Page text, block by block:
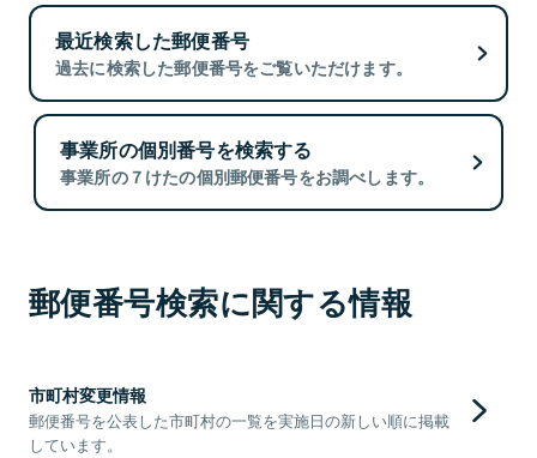
最近検索した郵便番号
過去に検索した郵便番号をご覧いただけます。
事業所の個別番号を検索する
事業所の７けたの個別郵便番号をお調べします。
郵便番号検索に関する情報
市町村変更情報
郵便番号を公表した市町村の一覧を実施日の新しい順に掲載
しています。